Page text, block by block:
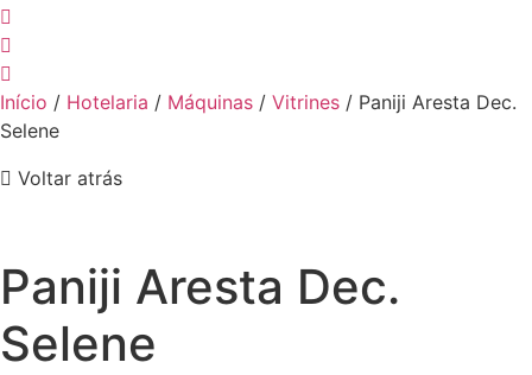
Início / Hotelaria / Máquinas / Vitrines / Paniji Aresta Dec.
Selene
Voltar atrás
Paniji Aresta Dec.
Selene